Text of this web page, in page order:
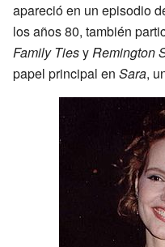
apareció en un episodio
los años 80, también
Family TiesyRemington
papel principal en Sara,